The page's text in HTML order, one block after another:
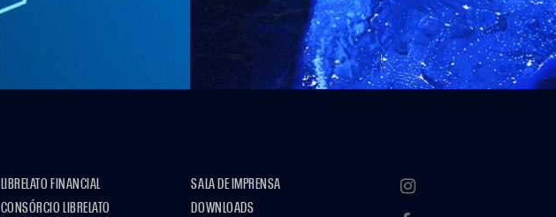
LIBRELATO FINANCIAL
CONSÓRCIO LIBRELATO
SALA DE IMPRENSA
DOWNLOADS